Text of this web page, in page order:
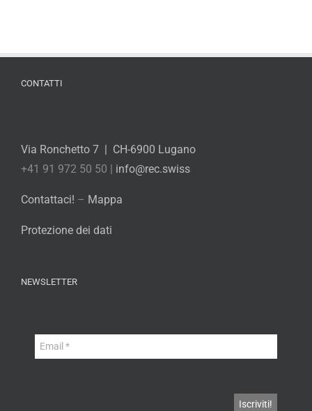
CONTATTI
Via Ronchetto 7 | CH-6900 Lugano
+41 91 972 50 50 | info@rec.swiss
Contattaci! – Mappa
Protezione dei dati
NEWSLETTER